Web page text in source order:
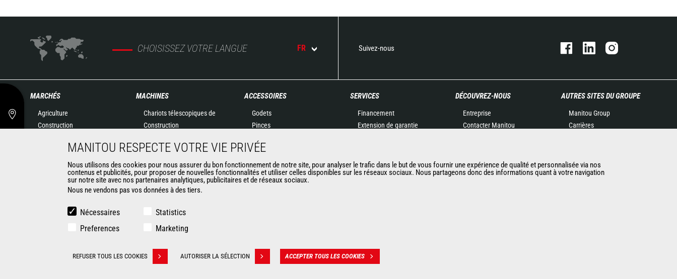
CHOISISSEZ VOTRE LANGUE FR Suivez-nous
MARCHÉS
Agriculture
Construction
Pétrole & gaz
Aéronautique
Environnement
Exploitation minière
MACHINES
Chariots télescopiques de
Construction
Agricoles
Chargeuses articulées
Nacelles élévatrices
Chariots embarqués
Chargeuses compactes
ACCESSOIRES
Godets
Pinces
Fourches et Grappins
Potences
Nacelles
SERVICES
Financement
Extension de garantie
Solutions connectées
Outil de Diagnostic
DÉCOUVREZ-NOUS
Entreprise
Contacter Manitou
données
Evénements
AUTRES SITES DU GROUPE
Manitou Group
Carrières
Boutique de produits
dérivés
MANITOU RESPECTE VOTRE VIE PRIVÉE
Nous utilisons des cookies pour nous assurer du bon fonctionnement de notre site, pour analyser le trafic dans le but de vous fournir une expérience de qualité et personnalisée via nos
contenus et publicités, pour proposer de nouvelles fonctionnalités et utiliser celles disponibles sur les réseaux sociaux. Nous partageons donc des informations quant à votre navigation
sur notre site avec nos partenaires analytiques, publicitaires et de réseaux sociaux.
Nous ne vendons pas vos données à des tiers.
Nécessaires
Statistics
Preferences
Marketing
REFUSER TOUS LES COOKIES AUTORISER LA SÉLECTION ACCEPTER TOUS LES COOKIES
Retirer son consentement